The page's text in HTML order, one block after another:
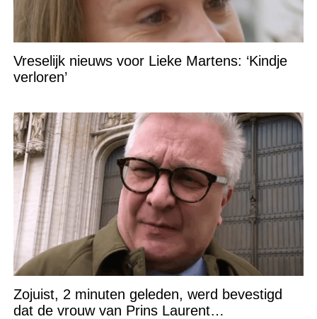
Vreselijk nieuws voor Lieke Martens: ‘Kindje
verloren’
Zojuist, 2 minuten geleden, werd bevestigd
dat de vrouw van Prins Laurent…